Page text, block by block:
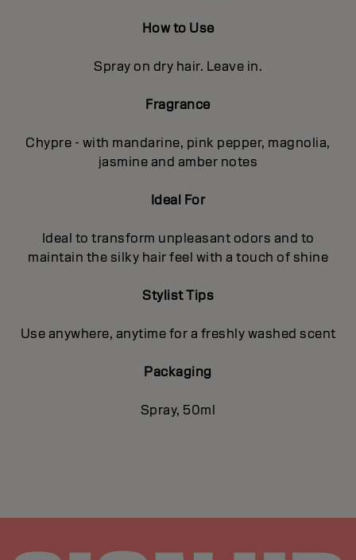
How to Use
Spray on dry hair. Leave in.
Fragrance
Chypre - with mandarine, pink pepper, magnolia,
jasmine and amber notes
Ideal For
Ideal to transform unpleasant odors and to
maintain the silky hair feel with a touch of shine
Stylist Tips
Use anywhere, anytime for a freshly washed scent
Packaging
Spray, 50ml